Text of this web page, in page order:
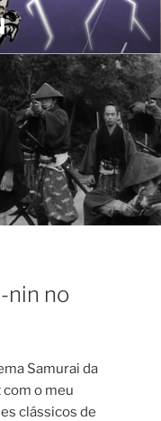
nin no
Samurai da
o meu
clássicos de